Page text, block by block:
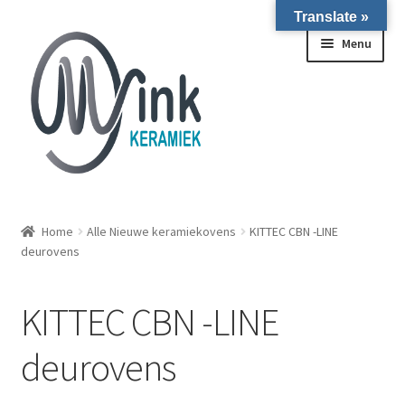
Ga door naar navigatie
Ga naar de inhoud
Menu
WIERINGERWERF
Over ons
Winkel
Home Alle Nieuwe keramiekovens
KITTEC CBN -LINE
deurovens
KITTEC CBN -LINE
deurovens
Translate »